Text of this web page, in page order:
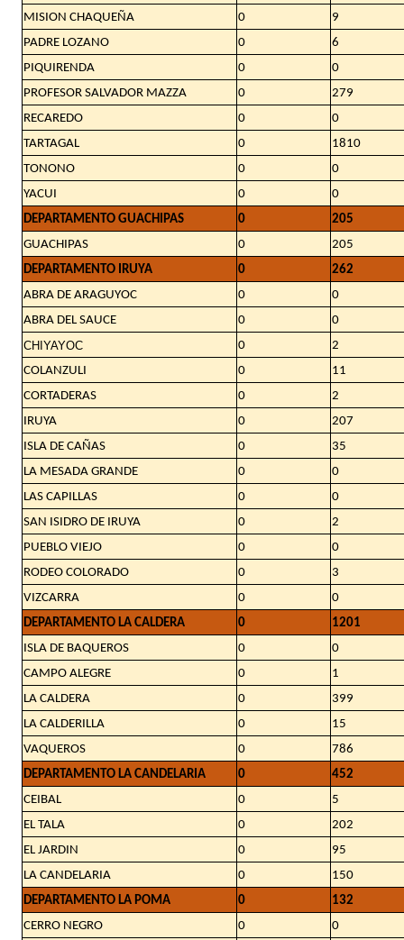
MISION CHAQUEÑA
0
9
PADRE LOZANO
0
6
PIQUIRENDA
0
0
PROFESOR SALVADOR MAZZA
0
279
RECAREDO
0
0
TARTAGAL
0
1810
TONONO
0
0
YACUI
0
0
DEPARTAMENTO GUACHIPAS
0
205
GUACHIPAS
0
205
DEPARTAMENTO IRUYA
0
262
ABRA DE ARAGUYOC
0
0
ABRA DEL SAUCE
0
0
CHIYAYOC
0
2
COLANZULI
0
11
CORTADERAS
0
2
IRUYA
0
207
ISLA DE CAÑAS
0
35
LA MESADA GRANDE
0
0
LAS CAPILLAS
0
0
SAN ISIDRO DE IRUYA
0
2
PUEBLO VIEJO
0
0
RODEO COLORADO
0
3
VIZCARRA
0
0
DEPARTAMENTO LA CALDERA
0
1201
ISLA DE BAQUEROS
0
0
CAMPO ALEGRE
0
1
LA CALDERA
0
399
LA CALDERILLA
0
15
VAQUEROS
0
786
DEPARTAMENTO LA CANDELARIA
0
452
CEIBAL
0
5
EL TALA
0
202
EL JARDIN
0
95
LA CANDELARIA
0
150
DEPARTAMENTO LA POMA
0
132
CERRO NEGRO
0
0